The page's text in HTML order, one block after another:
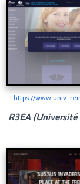
https://www.univ-
R3EA (Université